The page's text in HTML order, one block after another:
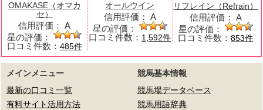
OMAKASE（オマカ
セ）
信用評価： A
星の評価：
口コミ件数： 485件
オールウイン
信用評価： A
星の評価：
口コミ件数： 1,592件
リフレイン（Refrain）
信用評価： A
星の評価：
口コミ件数：853件
メインメニュー
最新の口コミ一覧
有料サイト活用方法
競馬基本情報
競馬場データベース
競馬用語辞典